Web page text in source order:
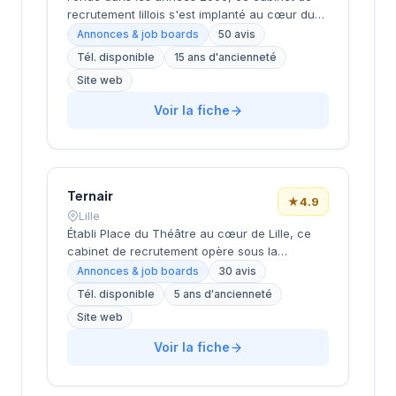
recrutement lillois s'est implanté au cœur du
quartier Saint-Maurice, dans l'Espace Tertiaire
du boulevard Jean Baptiste Lebas. Dirigée par
BARTHELEMY, cette structure accompagne les
entreprises régionales dans leurs
recrutements à travers son site joblink.fr.
L'agence bénéficie d'une solide réputation
conseil en ressources humaines.
Annonces & job boards
50 avis
Tél. disponible
15 ans d'ancienneté
Site web
Voir la fiche
Ternair
Lille
★4.9
Établi Place du Théâtre au cœur de Lille, ce
cabinet de recrutement opère sous la
direction de Larivière dans un secteur
stratégique de la métropole lilloise. La
structure accompagne les entreprises
régionales dans leurs recrutements avec une
approche personnalisée qui lui vaut une
excellente réputation locale. Les 30
Annonces & job boards
30 avis
Tél. disponible
5 ans d'ancienneté
Site web
Voir la fiche